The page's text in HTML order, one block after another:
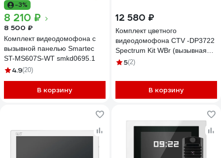
-3%
8 210 ₽
8 500 ₽
Комплект видеодомофона с
вызывной панелью Smartec
ST-MS607S-WT smkd0695.1
4.9(20)
В корзину
12 580 ₽
Комплект цветного
видеодомофона CTV -DP3722
Spectrum Kit WBr (вызывная
панель -D40 Plus и монитор -
формата Full HD, монитор с
экраном 7") 10-0001126
5(2)
В корзину